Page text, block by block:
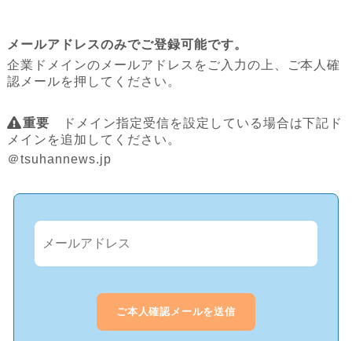
メールアドレスのみでご登録可能です。
企業ドメインのメールアドレスをご入力の上、ご本人確
認メールを押してください。
重要 ドメイン指定受信を設定している場合は下記ド
メインを追加してください。
＠tsuhannews.jp